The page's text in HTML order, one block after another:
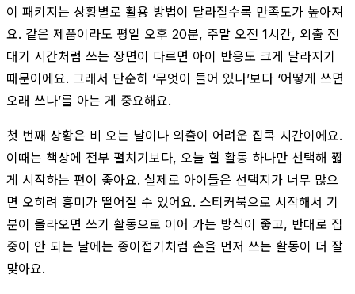
이 패키지는 상황별로 활용 방법이 달라질수록 만족도가 높아져
요. 같은 제품이라도 평일 오후 20분, 주말 오전 1시간, 외출 전
대기 시간처럼 쓰는 장면이 다르면 아이 반응도 크게 달라지기
때문이에요. 그래서 단순히 ‘무엇이 들어 있나’보다 ‘어떻게 쓰면
오래 쓰나’를 아는 게 중요해요.
첫 번째 상황은 비 오는 날이나 외출이 어려운 집콕 시간이에요.
이때는 책상에 전부 펼치기보다, 오늘 할 활동 하나만 선택해 짧
게 시작하는 편이 좋아요. 실제로 아이들은 선택지가 너무 많으
면 오히려 흥미가 떨어질 수 있어요. 스티커북으로 시작해서 기
분이 올라오면 쓰기 활동으로 이어 가는 방식이 좋고, 반대로 집
중이 안 되는 날에는 종이접기처럼 손을 먼저 쓰는 활동이 더 잘
맞아요.